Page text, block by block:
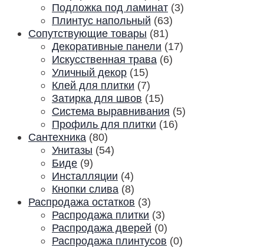
Подложка под ламинат (3)
Плинтус напольный (63)
Сопутствующие товары (81)
Декоративные панели (17)
Искусственная трава (6)
Уличный декор (15)
Клей для плитки (7)
Затирка для швов (15)
Система выравнивания (5)
Профиль для плитки (16)
Сантехника (80)
Унитазы (54)
Биде (9)
Инсталляции (4)
Кнопки слива (8)
Распродажа остатков (3)
Распродажа плитки (3)
Распродажа дверей (0)
Распродажа плинтусов (0)